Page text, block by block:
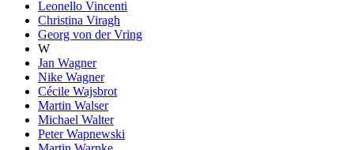
Leonello Vincenti
Christina Viragh
Georg von der Vring
W
Jan Wagner
Nike Wagner
Cécile Wajsbrot
Martin Walser
Michael Walter
Peter Wapnewski